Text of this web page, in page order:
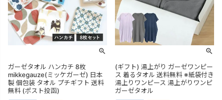
ガーゼタオル ハンカチ 8枚
mikkegauze(ミッケガーゼ) 日本
製 個包装 タオル プチギフト 送料
無料 (ポスト投函)
(ギフト) 湯上がり ガーゼワンピー
ス 着るタオル 送料無料 ※紙袋付き
湯上りワンピース 湯上がりワンピ
ガーゼタオル